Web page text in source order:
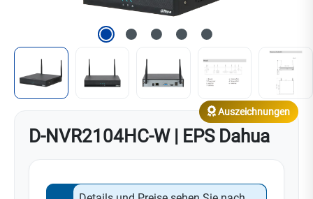
D-NVR2104HC-W | EPS Dahua
Auszeichnungen